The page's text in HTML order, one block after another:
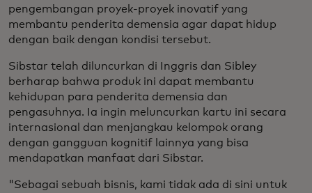
pengembangan proyek-proyek inovatif yang
membantu penderita demensia agar dapat hidup
dengan baik dengan kondisi tersebut. ­
Sibstar telah diluncurkan di Inggris dan Sibley
berharap bahwa produk ini dapat membantu
kehidupan para penderita demensia dan
pengasuhnya. Ia ingin meluncurkan kartu ini secara
internasional dan menjangkau kelompok orang
dengan gangguan kognitif lainnya yang bisa
mendapatkan manfaat dari Sibstar.
"Sebagai sebuah bisnis, kami tidak ada di sini untuk